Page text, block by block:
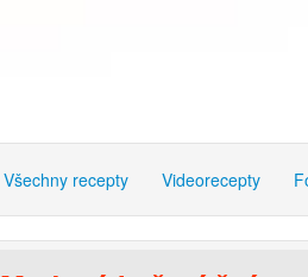
Všechny recepty Videorecepty